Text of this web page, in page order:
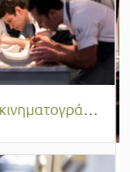
Βρώσιμα Έντομα: Η επερχόμενη γαστρονομική επανάσταση που κατακτά τις κουζίνες του μέλλοντος